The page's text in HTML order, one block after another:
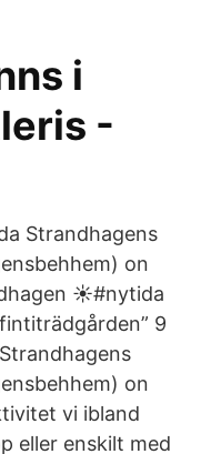
i
-
Strandhagens
on
☀️#nytida
9
on
vi ibland
eller enskilt med